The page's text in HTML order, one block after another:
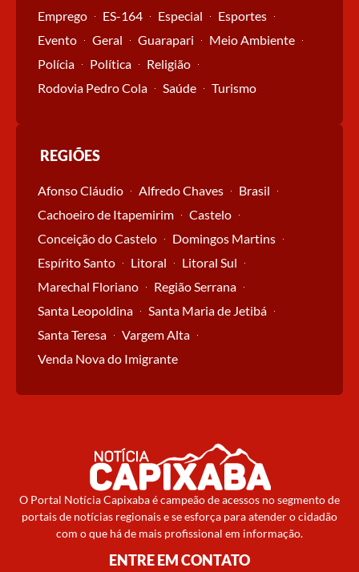
Emprego
ES-164 Especial
Esportes
Evento
Geral Guarapari
Meio Ambiente
Polícia
Política
Religião
Rodovia Pedro Cola
Saúde Turismo
REGIÕES
Afonso Cláudio Alfredo Chaves
Brasil
Cachoeiro de Itapemirim
Castelo
Conceição do Castelo
Domingos Martins
Espírito Santo
Litoral
Litoral Sul
Marechal Floriano
Região Serrana
Santa Leopoldina
Santa Maria de Jetibá
Santa Teresa
Vargem Alta
Venda Nova do Imigrante
O Portal Notícia Capixaba é campeão de acessos no segmento de
portais de notícias regionais e se esforça para atender o cidadão
com o que há de mais profissional em informação.
ENTRE EM CONTATO